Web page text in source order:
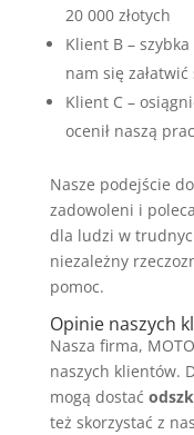
20 000 złotych
Klient B –
nam się
Klient C –
ocenił naszą
Nasze podejście
zadowoleni i
dla ludzi w
niezależny
pomoc.
Opinie naszych
Nasza firma,
naszych klientów.
mogą dostać
też skorzystać z